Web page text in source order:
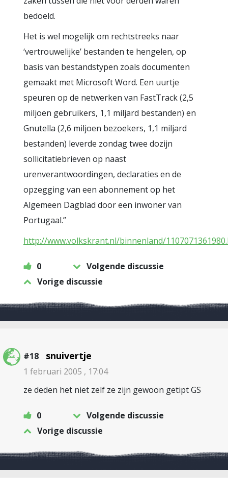
bedoeld.
Het is wel mogelijk om rechtstreeks naar
‘vertrouwelijke’ bestanden te hengelen, op
basis van bestandstypen zoals documenten
gemaakt met Microsoft Word. Een uurtje
speuren op de netwerken van FastTrack (2,5
miljoen gebruikers, 1,1 miljard bestanden) en
Gnutella (2,6 miljoen bezoekers, 1,1 miljard
bestanden) leverde zondag twee dozijn
sollicitatiebrieven op naast
urenverantwoordingen, declaraties en de
opzegging van een abonnement op het
Algemeen Dagblad door een inwoner van
Portugaal.”
http://www.volkskrant.nl/binnenland/
0
Volgende discussie
Vorige discussie
#18 snuivertje
1 februari 2005 , 17:04
ze deden het niet zelf ze zijn gewoon getipt GS
0
Volgende discussie
Vorige discussie